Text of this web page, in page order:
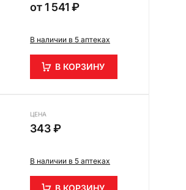
от1 541 ₽
В наличии в 5 аптеках
В КОРЗИНУ
ЦЕНА
343 ₽
В наличии в 5 аптеках